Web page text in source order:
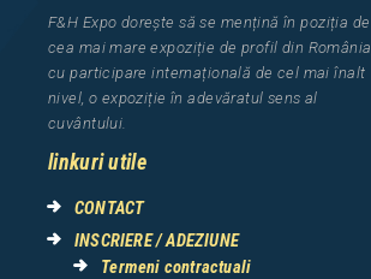
F&H Expo dorește să se mențină în poziția de
cea mai mare expoziție de profil din România
cu participare internațională de cel maiînalt
nivel, o expoziție în adevăratul sens al
cuvântului.
linkuri utile
CONTACT
INSCRIERE / ADEZIUNE
Termeni contractuali